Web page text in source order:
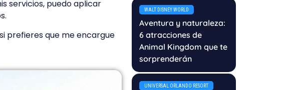
servicios, puedo aplicar
prefieres que me encargue
WALT DISNEY WORLD
Aventura y naturaleza:
6 atracciones de
Animal Kingdom que te
sorprenderán
UNIVERSAL ORLANDO RESORT